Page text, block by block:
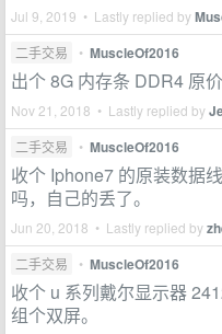
Jul 9, 2019 • Lastly replied by
二手交易 • MuscleOf2016
出个 8G 内存条 DDR4 原
Nov 21, 2018 • Lastly replied by
二手交易 • MuscleOf2016
收个 Iphone7 的原装数据
吗，自己的丢了。
Jun 20, 2018 • Lastly replied by
二手交易 • MuscleOf2016
收个 u 系列戴尔显示器
组个双屏。